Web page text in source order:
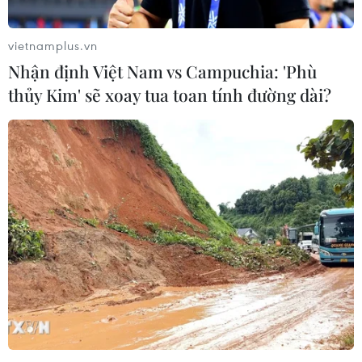
#nhân lực ngành công nghiệp bán dẫn
#đào tạo nguồn nhân lực
#Bộ Kế hoạch và Đầu tư.
#Sản xuất bán dẫn
Theo dõi VietnamPlus
vietnamplus.vn
Nhận định Việt Nam vs Campuchia: 'Phù
thủy Kim' sẽ xoay tua toan tính đường dài?